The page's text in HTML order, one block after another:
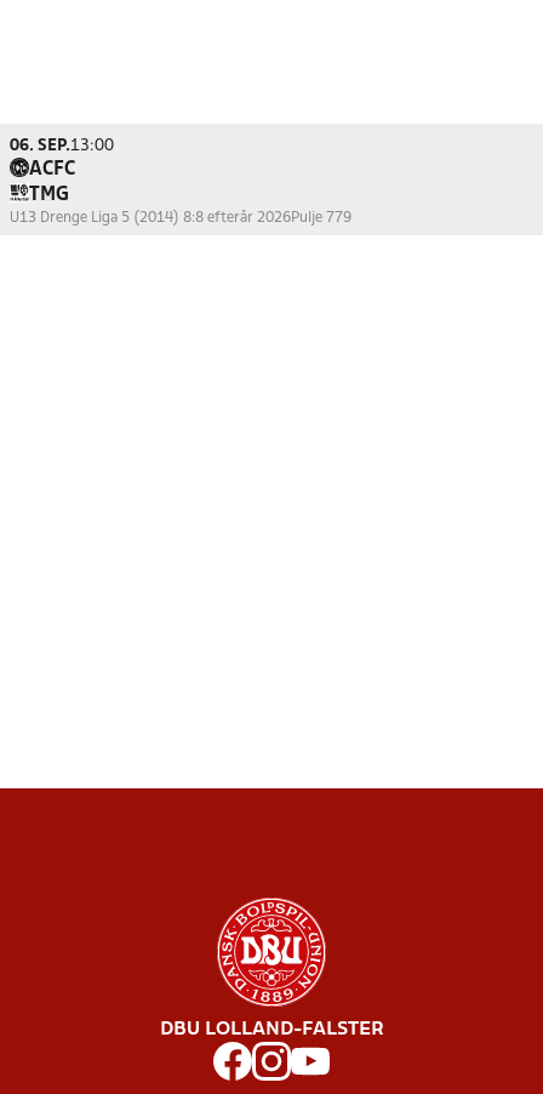
06. SEP.13:00
ACFC
TMG
U13 Drenge Liga 5 (2014) 8:8 efterår 2026Pulje 779
DBU LOLLAND-FALSTER